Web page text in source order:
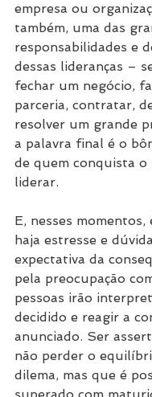
empresa ou
também, uma das
responsabilidades e
dessas lideranças –
fechar um negócio,
parceria, contratar,
resolver um grande
a palavra final é o
de quem conquista o
liderar.
E, nesses
haja estresse e
expectativa da
pela preocupação
pessoas irão
decidido e reagir a
anunciado. Ser
não perder o
dilema, mas que é